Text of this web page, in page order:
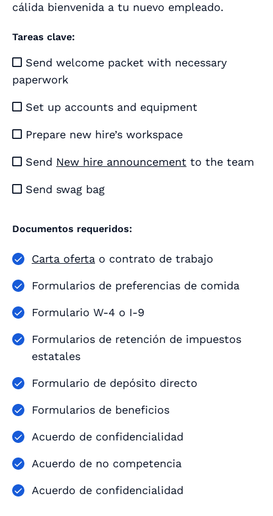
cálida bienvenida a tu nuevo empleado.
Tareas clave:
 Send welcome packet with necessary
paperwork
 Set up accounts and equipment
 Prepare new hire’s workspace
 Send New hire announcement to the team
 Send swag bag
Documentos requeridos:
Carta oferta o contrato de trabajo
Formularios de preferencias de comida
Formulario W-4 o I-9
Formularios de retención de impuestos
estatales
Formulario de depósito directo
Formularios de beneficios
Acuerdo de confidencialidad
Acuerdo de no competencia
Acuerdo de confidencialidad